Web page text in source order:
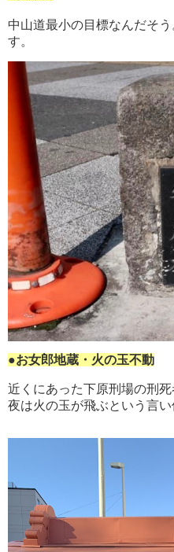
中山道最小の目標なんだそ
す。
●お女郎地蔵・火の玉不動
近くにあった下原刑場の刑
夜は火の玉が飛ぶという言い